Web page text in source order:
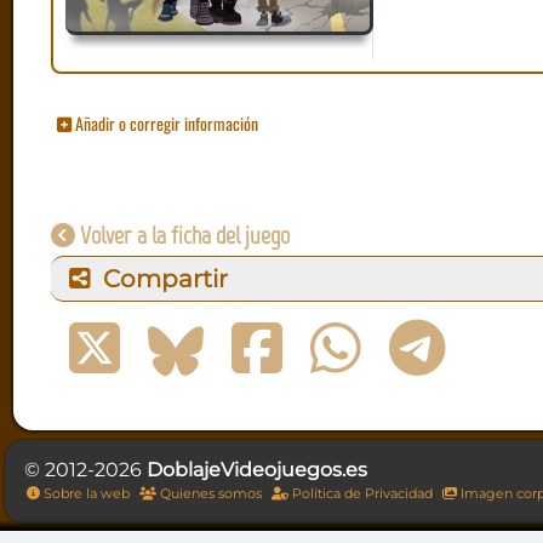
Añadir o corregir información
Volver a la ficha del juego
Compartir
© 2012-2026 DoblajeVideojuegos.es
Sobre la web Quienes somos Política de Privacidad Imagen